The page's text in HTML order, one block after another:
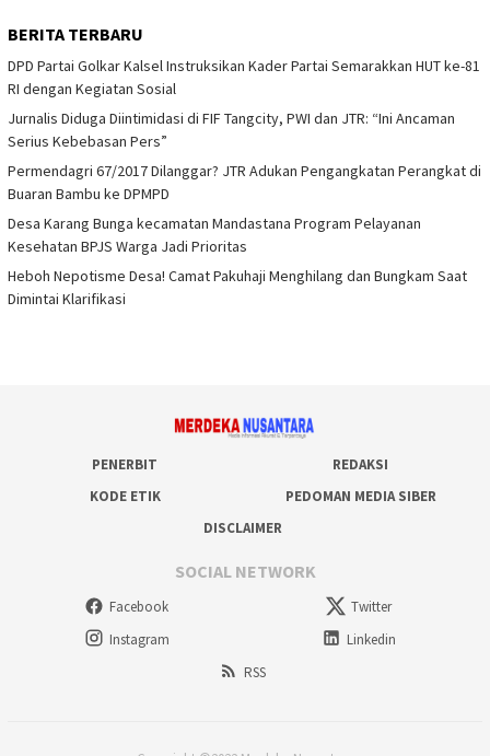
BERITA TERBARU
DPD Partai Golkar Kalsel Instruksikan Kader Partai Semarakkan HUT ke-81
RI dengan Kegiatan Sosial
Jurnalis Diduga Diintimidasi di FIF Tangcity, PWI dan JTR: “Ini Ancaman
Serius Kebebasan Pers”
Permendagri 67/2017 Dilanggar? JTR Adukan Pengangkatan Perangkat di
Buaran Bambu ke DPMPD
Desa Karang Bunga kecamatan Mandastana Program Pelayanan
Kesehatan BPJS Warga Jadi Prioritas
Heboh Nepotisme Desa! Camat Pakuhaji Menghilang dan Bungkam Saat
Dimintai Klarifikasi
PENERBIT
REDAKSI
KODE ETIK
PEDOMAN MEDIA SIBER
DISCLAIMER
SOCIAL NETWORK
Facebook
Twitter
Instagram
Linkedin
RSS